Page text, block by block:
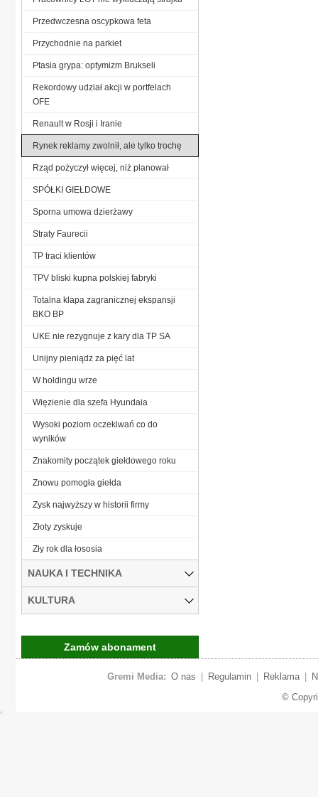
Przedwczesna oscypkowa feta
Przychodnie na parkiet
Ptasia grypa: optymizm Brukseli
Rekordowy udział akcji w portfelach
OFE
Renault w Rosji i Iranie
Rynek reklamy zwolnił, ale tylko trochę
Rząd pożyczył więcej, niż planował
SPÓŁKI GIEŁDOWE
Sporna umowa dzierżawy
Straty Faurecii
TP traci klientów
TPV bliski kupna polskiej fabryki
Totalna klapa zagranicznej ekspansji
BKO BP
UKE nie rezygnuje z kary dla TP SA
Unijny pieniądz za pięć lat
W holdingu wrze
Więzienie dla szefa Hyundaia
Wysoki poziom oczekiwań co do
wyników
Znakomity początek giełdowego roku
Znowu pomogła giełda
Zysk najwyższy w historii firmy
Złoty zyskuje
Zły rok dla łososia
NAUKA I TECHNIKA
KULTURA
Zamów abonament
Gremi Media: O nas Regulamin Reklama
©